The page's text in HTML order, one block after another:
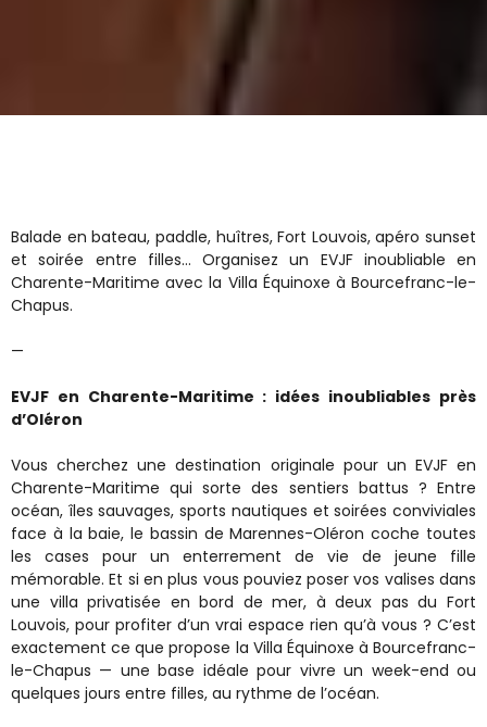
Balade en bateau, paddle, huîtres, Fort Louvois, apéro sunset
et soirée entre filles… Organisez un EVJF inoubliable en
Charente-Maritime avec la Villa Équinoxe à Bourcefranc-le-
Chapus.
—
EVJF en Charente-Maritime : idées inoubliables près
d’Oléron
Vous cherchez une destination originale pour un EVJF en
Charente-Maritime qui sorte des sentiers battus ? Entre
océan, îles sauvages, sports nautiques et soirées conviviales
face à la baie, le bassin de Marennes-Oléron coche toutes
les cases pour un enterrement de vie de jeune fille
mémorable. Et si en plus vous pouviez poser vos valises dans
une villa privatisée en bord de mer, à deux pas du Fort
Louvois, pour profiter d’un vrai espace rien qu’à vous ? C’est
exactement ce que propose la Villa Équinoxe à Bourcefranc-
le-Chapus — une base idéale pour vivre un week-end ou
quelques jours entre filles, au rythme de l’océan.